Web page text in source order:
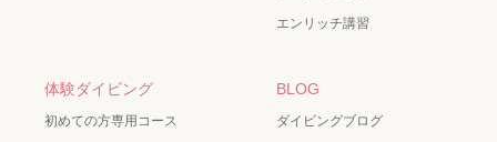
エンリッチ講習
体験ダイビング
初めての方専用コース
BLOG
ダイビングブログ